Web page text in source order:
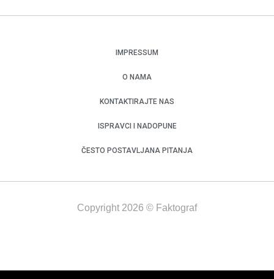
IMPRESSUM
O NAMA
KONTAKTIRAJTE NAS
ISPRAVCI I NADOPUNE
ČESTO POSTAVLJANA PITANJA
Copyright 2026 © Faktograf